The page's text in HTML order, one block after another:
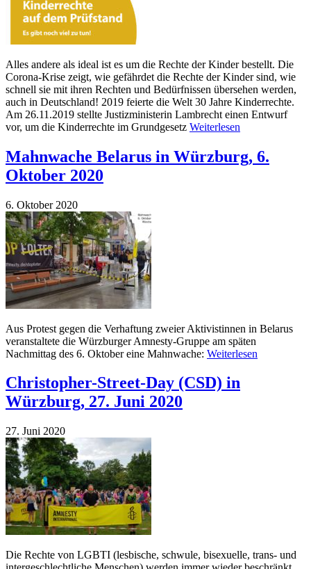
Alles andere als ideal ist es um die Rechte der Kinder bestellt. Die
Corona-Krise zeigt, wie gefährdet die Rechte der Kinder sind, wie
schnell sie mit ihren Rechten und Bedürfnissen übersehen werden,
auch in Deutschland! 2019 feierte die Welt 30 Jahre Kinderrechte.
Am 26.11.2019 stellte Justizministerin Lambrecht einen Entwurf
vor, um die Kinderrechte im Grundgesetz Weiterlesen
Mahnwache Belarus in Würzburg, 6.
Oktober 2020
6. Oktober 2020
Aus Protest gegen die Verhaftung zweier Aktivistinnen in Belarus
veranstaltete die Würzburger Amnesty-Gruppe am späten
Nachmittag des 6. Oktober eine Mahnwache: Weiterlesen
Christopher-Street-Day (CSD) in
Würzburg, 27. Juni 2020
27. Juni 2020
Die Rechte von LGBTI (lesbische, schwule, bisexuelle, trans- und